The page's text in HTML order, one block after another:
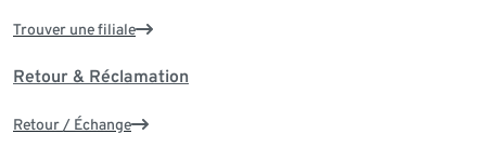
Trouver une filiale
Retour & Réclamation
Retour / Échange